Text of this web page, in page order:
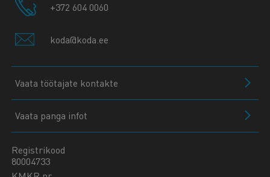
+372 604 0060
koda@koda.ee
Vaata töötajate kontakte
Vaata panga infot
Registrikood
80004733